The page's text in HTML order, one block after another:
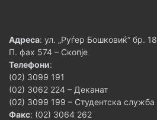
Адреса: ул. „Руѓер Бошковиќ“ бр. 18
П. фах 574 – Скопје
Телефони:
(02) 3099 191
(02) 3062 224 – Деканат
(02) 3099 199 – Студентска служба
Факс: (02) 3064 262